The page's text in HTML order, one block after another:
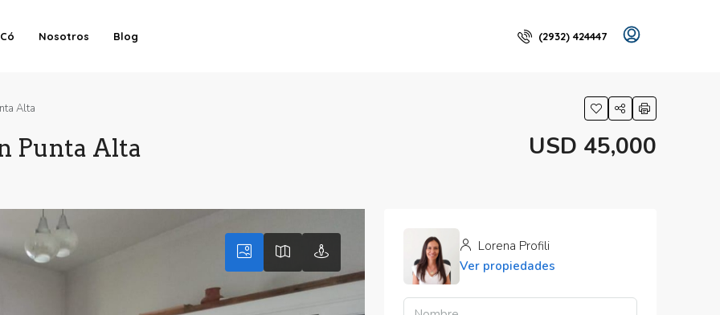
Nosotros Blog (2932) 424447
Alta
Punta Alta USD 45,000
Lorena Profili
Ver propiedades